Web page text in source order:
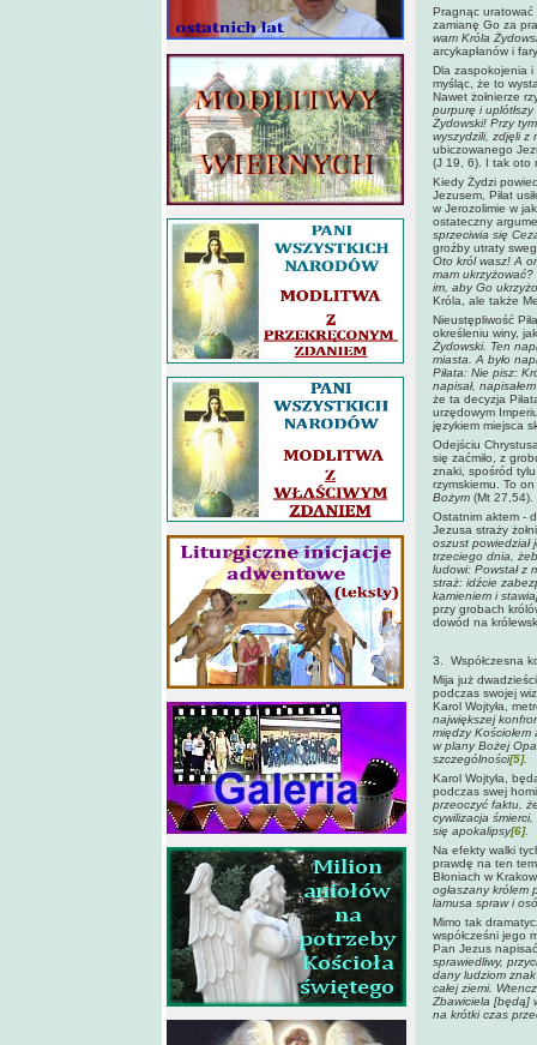
Pragnąc uratować
zamianę Go za
wam Króla
arcykapłanów i
Dla zaspokojenia i
myśląc, że to
Nawet żołnierze
purpurę i
Żydowski! Przy
wyszydzili, zdjęli z
ubiczowanego
(J 19, 6). I tak oto
Kiedy Żydzi
Jezusem, Piłat
w Jerozolimie w
ostateczny
sprzeciwia się
groźby utraty
Oto król wasz! A
mam ukrzyżować?
im, aby Go
Króla, ale także
Nieustępliwość
określeniu winy,
Żydowski. Ten
miasta. A było
Piłata: Nie pisz:
napisał,
że ta decyzja
urzędowym
językiem miejsca
Odejściu
się zaćmiło, z
znaki, spośród
rzymskiemu. To
Bożym (Mt 27,54).
Ostatnim aktem -
Jezusa straży
oszust
trzeciego dnia,
ludowi: Powstał z
straż: idźcie
kamieniem i
przy grobach
dowód na
3. Współczesna
Mija już
podczas swojej
Karol Wojtyła,
największej
między
w plany Bożej
szczególności[5].
Karol Wojtyła,
podczas swej
przeoczyć faktu,
cywilizacja
się apokalipsy[6].
Na efekty walki
prawdę na ten
Błoniach w
ogłaszany królem
lamusa spraw i
Mimo tak
współcześni jego
Pan Jezus
sprawiedliwy,
dany ludziom
całej ziemi.
Zbawiciela [będą]
na krótki czas